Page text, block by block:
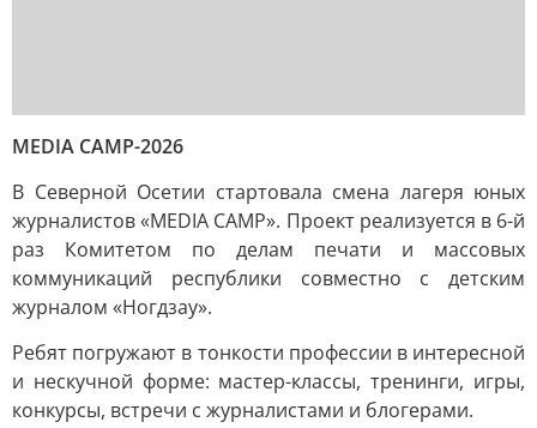
MEDIA CAMP-2026
В Северной Осетии стартовала смена лагеря юных
журналистов «MEDIA CAMP». Проект реализуется в 6-й
раз Комитетом по делам печати и массовых
коммуникаций республики совместно с детским
журналом «Ногдзау».
Ребят погружают в тонкости профессии в интересной
и нескучной форме: мастер-классы, тренинги, игры,
конкурсы, встречи с журналистами и блогерами.